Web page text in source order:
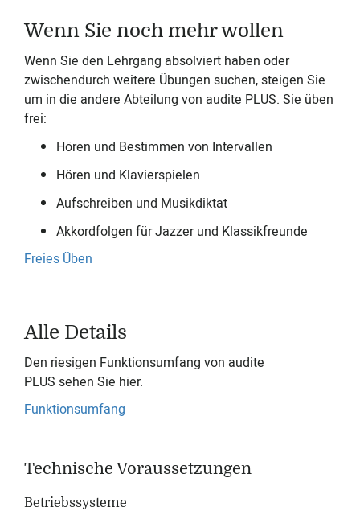
Wenn Sie noch mehr wollen
Wenn Sie den Lehrgang absolviert haben oder
zwischendurch weitere Übungen suchen, steigen Sie
um in die andere Abteilung von audite PLUS. Sie üben
frei:
Hören und Bestimmen von Intervallen
Hören und Klavierspielen
Aufschreiben und Musikdiktat
Akkordfolgen für Jazzer und Klassikfreunde
Freies Üben
Alle Details
Den riesigen Funktionsumfang von audite
PLUS sehen Sie hier.
Funktionsumfang
Technische Voraussetzungen
Betriebssysteme